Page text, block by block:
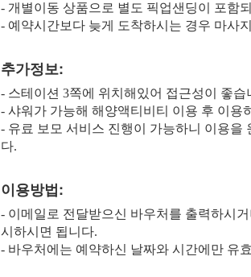
- 개별이동 상품으로 별도 픽업샌딩이 포함
- 예약시간보다 늦게 도착하시는 경우 마사
추가정보:
- 스테이션 3쪽에 위치해있어 접근성이 좋습
- 샤워가 가능해 해양액티비티 이용 후 이용
- 유료 보모 서비스 진행이 가능하니 이용을
다.
이용방법:
- 이메일로 전달받으신 바우처를 출력하시
시하시면 됩니다.
- 바우처에는 예약하신 날짜와 시간에만 유